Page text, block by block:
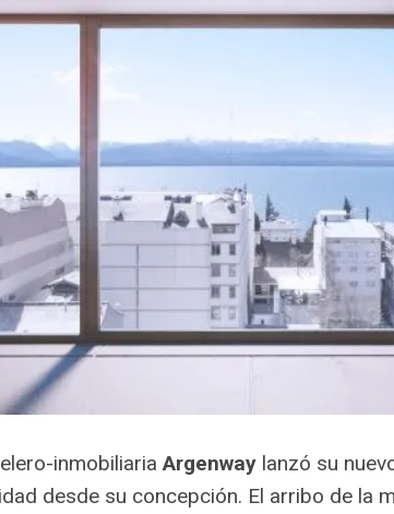
inmobiliariaArgenway lanzó su
desde su concepción. El arribo de la